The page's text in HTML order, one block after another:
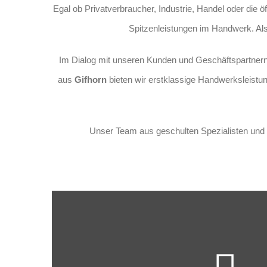
Egal ob Privatverbraucher, Industrie, Handel oder die
Spitzenleistungen im Handwerk.
Im Dialog mit unseren Kunden und
aus Gifhorn bieten wir erstklassige
Unser Team aus geschulten Spezialisten